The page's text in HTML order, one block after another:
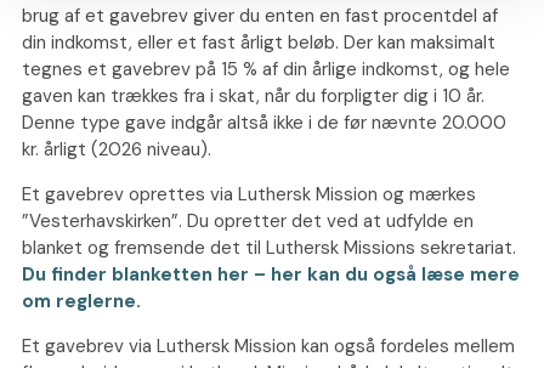
brug af et gavebrev giver du enten en fast procentdel af
din indkomst, eller et fast årligt beløb. Der kan maksimalt
tegnes et gavebrev på 15 % af din årlige indkomst, og hele
gaven kan trækkes fra i skat, når du forpligter dig i 10 år.
Denne type gave indgår altså ikke i de før nævnte 20.000
kr. årligt (2026 niveau).
Et gavebrev oprettes via Luthersk Mission og mærkes
”Vesterhavskirken”. Du opretter det ved at udfylde en
blanket og fremsende det til Luthersk Missions sekretariat.
Du finder blanketten her – her kan du også læse mere
om reglerne.
Et gavebrev via Luthersk Mission kan også fordeles mellem